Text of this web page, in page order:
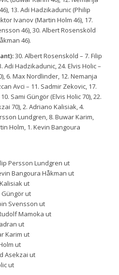
13. Adi Hadzikadunic (Philip
Ivanov (Martin Holm 46), 17.
46), 30. Albert Rosensköld
46).
30. Albert Rosensköld – 7. Filip
Adi Hadzikadunic, 24. Elvis Holic –
6. Max Nordlinder, 12. Nemanja
Avci – 11. Sadmir Zekovic, 17.
Sami Güngör (Elvis Holic 70), 22.
70), 2. Adriano Kalisiak, 4.
Lundgren, 8. Buwar Karim,
Holm, 1. Kevin Bangoura
Persson Lundgren ut
Bangoura Håkman ut
ut
Güngör ut
Svensson ut
Mamoka ut
ut
Karim ut
ut
Asekzai ut
ut